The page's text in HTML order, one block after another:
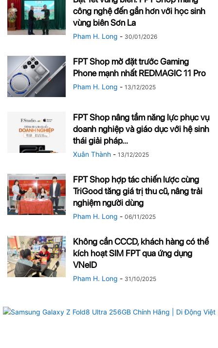
công nghệ đến gần hơn với học sinh
vùng biên Sơn La
Pham H. Long - 30/01/2026
FPT Shop mở đặt trước Gaming
Phone mạnh nhất REDMAGIC 11 Pro
Pham H. Long - 13/12/2025
FPT Shop nâng tầm năng lực phục vụ
doanh nghiệp và giáo dục với hệ sinh
thái giải pháp...
Xuân Thành - 13/12/2025
FPT Shop hợp tác chiến lược cùng
TriGood tăng giá trị thu cũ, nâng trải
nghiệm người dùng
Pham H. Long - 06/11/2025
Không cần CCCD, khách hàng có thể
kích hoạt SIM FPT qua ứng dụng
VNeID
Pham H. Long - 31/10/2025